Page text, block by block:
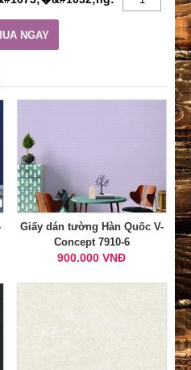
NGAY
Giấy dán tường Hàn Quốc V-
Concept 7910-6
900.000 VNĐ